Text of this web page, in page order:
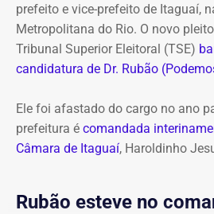
prefeito e vice-prefeito de Itaguaí,
Metropolitana do Rio. O novo
Tribunal Superior Eleitoral (TSE)
candidatura de Dr. Rubão
Ele foi afastado do cargo no ano
prefeitura é comandada
Câmara de Itaguaí, Haroldinho
Rubão esteve no